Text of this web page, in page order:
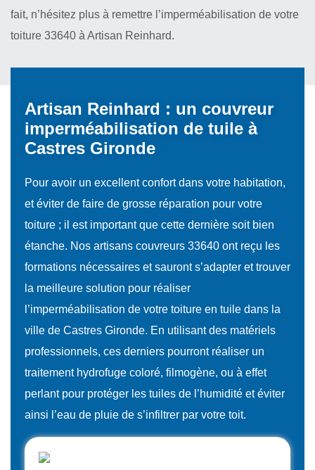
fait, n’hésitez plus à remettre l’imperméabilisation de votre
toiture 33640 à Artisan Reinhard.
Artisan Reinhard : un couvreur
imperméabilisation de tuile à
Castres Gironde
Pour avoir un excellent confort dans votre habitation,
et éviter de faire de grosse réparation pour votre
toiture ; il est important que cette dernière soit bien
étanche. Nos artisans couvreurs 33640 ont reçu les
formations nécessaires et sauront s’adapter et trouver
la meilleure solution pour réaliser
l’imperméabilisation de votre toiture en tuile dans la
ville de Castres Gironde. En utilisant des matériels
professionnels, ces derniers pourront réaliser un
traitement hydrofuge coloré, filmogène, ou à effet
perlant pour protéger les tuiles de l’humidité et éviter
ainsi l’eau de pluie de s’infiltrer par votre toit.